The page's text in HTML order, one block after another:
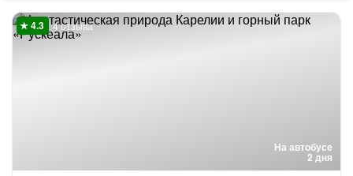
На автобусе
2 дня
4 отзыва